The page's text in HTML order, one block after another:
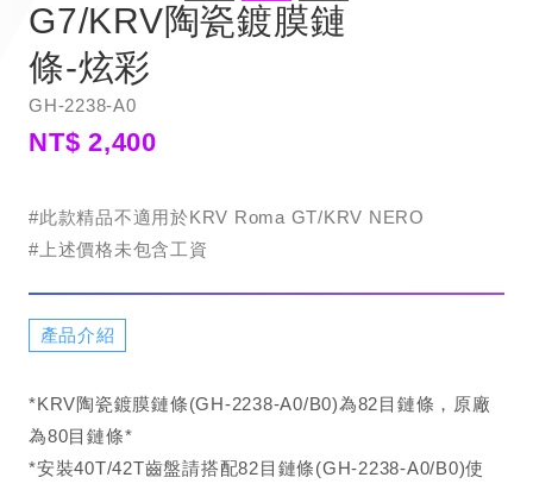
G7/KRV陶瓷鍍膜鏈
條-炫彩
GH-2238-A0
NT$ 2,400
#此款精品不適用於KRV Roma GT/KRV NERO
#上述價格未包含工資
產品介紹
*KRV陶瓷鍍膜鏈條(GH-2238-A0/B0)為82目鏈條，原廠
為80目鏈條*
*安裝40T/42T齒盤請搭配82目鏈條(GH-2238-A0/B0)使